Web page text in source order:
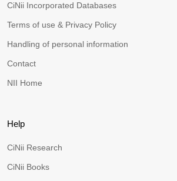
CiNii Incorporated Databases
Terms of use & Privacy Policy
Handling of personal information
Contact
NII Home
Help
CiNii Research
CiNii Books